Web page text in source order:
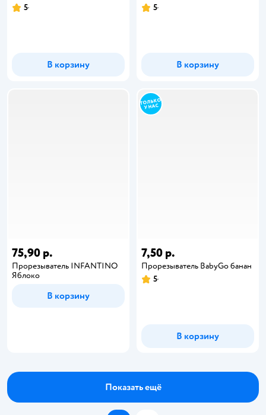
5
В корзину
5
В корзину
75,90 р.
Прорезыватель INFANTINO
Яблоко
В корзину
7,50 р.
Прорезыватель BabyGo банан
5
В корзину
Показать ещё